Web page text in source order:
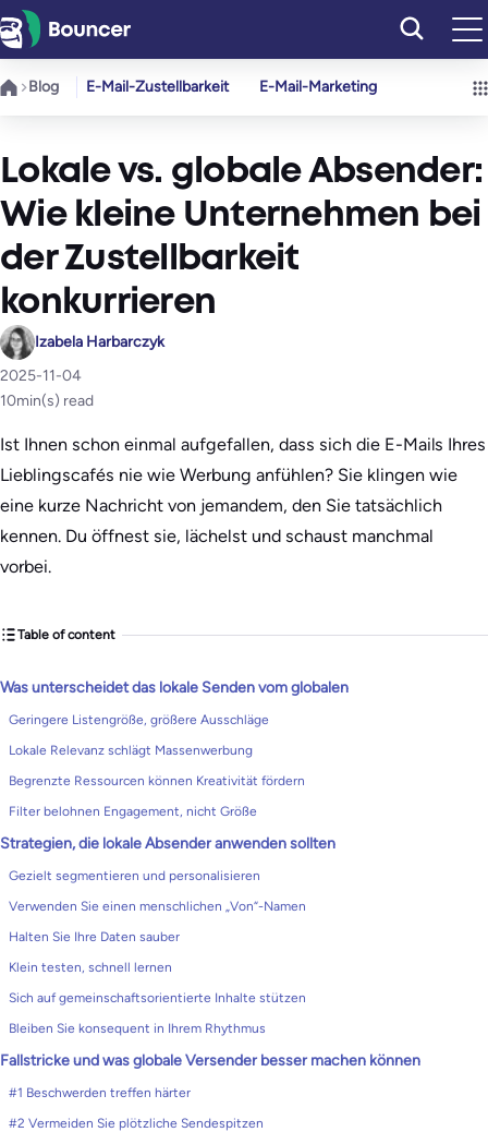
Zum
Inhalt
springen
Blog E-Mail-Zustellbarkeit E-Mail-Marketing
Lokale vs. globale Absender:
Wie kleine Unternehmen bei
der Zustellbarkeit
konkurrieren
Izabela Harbarczyk
2025-11-04
10min(s) read
Ist Ihnen schon einmal aufgefallen, dass sich die E-Mails Ihres
Lieblingscafés nie wie Werbung anfühlen? Sie klingen wie
eine kurze Nachricht von jemandem, den Sie tatsächlich
kennen. Du öffnest sie, lächelst und schaust manchmal
vorbei.
Table of content
Was unterscheidet das lokale Senden vom globalen
Geringere Listengröße, größere Ausschläge
Lokale Relevanz schlägt Massenwerbung
Begrenzte Ressourcen können Kreativität fördern
Filter belohnen Engagement, nicht Größe
Strategien, die lokale Absender anwenden sollten
Gezielt segmentieren und personalisieren
Verwenden Sie einen menschlichen „Von“-Namen
Halten Sie Ihre Daten sauber
Klein testen, schnell lernen
Sich auf gemeinschaftsorientierte Inhalte stützen
Bleiben Sie konsequent in Ihrem Rhythmus
Fallstricke und was globale Versender besser machen können
#1 Beschwerden treffen härter
#2 Vermeiden Sie plötzliche Sendespitzen